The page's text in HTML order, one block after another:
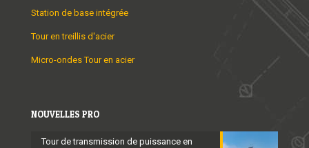
Station de base intégrée
Tour en treillis d'acier
Micro-ondes Tour en acier
NOUVELLES PRO
Tour de transmission de puissance en